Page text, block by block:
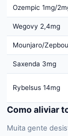
Ozempic 1mg/
Wegovy 2,4mg
Mounjaro/
Saxenda 3mg
Rybelsus 14mg
Como aliviar
Muita gente